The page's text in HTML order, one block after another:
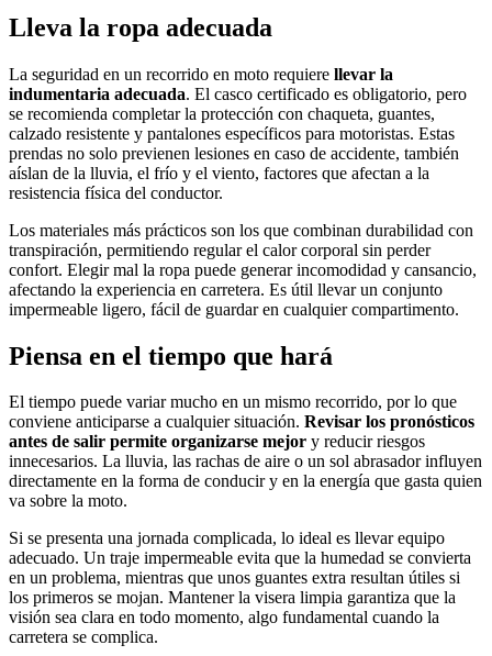
Lleva la ropa adecuada
La seguridad en un recorrido en moto requiere llevar la
indumentaria adecuada. El casco certificado es obligatorio, pero
se recomienda completar la protección con chaqueta, guantes,
calzado resistente y pantalones específicos para motoristas. Estas
prendas no solo previenen lesiones en caso de accidente, también
aíslan de la lluvia, el frío y el viento, factores que afectan a la
resistencia física del conductor.
Los materiales más prácticos son los que combinan durabilidad con
transpiración, permitiendo regular el calor corporal sin perder
confort. Elegir mal la ropa puede generar incomodidad y cansancio,
afectando la experiencia en carretera. Es útil llevar un conjunto
impermeable ligero, fácil de guardar en cualquier compartimento.
Piensa en el tiempo que hará
El tiempo puede variar mucho en un mismo recorrido, por lo que
conviene anticiparse a cualquier situación. Revisar los pronósticos
antes de salir permite organizarse mejor y reducir riesgos
innecesarios. La lluvia, las rachas de aire o un sol abrasador influyen
directamente en la forma de conducir y en la energía que gasta quien
va sobre la moto.
Si se presenta una jornada complicada, lo ideal es llevar equipo
adecuado. Un traje impermeable evita que la humedad se convierta
en un problema, mientras que unos guantes extra resultan útiles si
los primeros se mojan. Mantener la visera limpia garantiza que la
visión sea clara en todo momento, algo fundamental cuando la
carretera se complica.